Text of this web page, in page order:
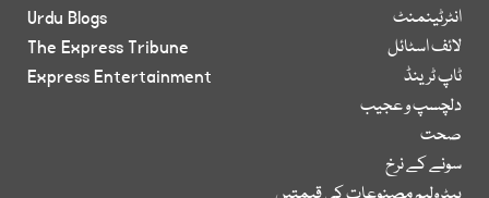
انٹرٹینمنٹ
لائف اسٹائل
ٹاپ ٹرینڈ
دلچسپ و عجیب
صحت
سونے کے نرخ
Urdu Blogs
The Express Tribune
Express Entertainment